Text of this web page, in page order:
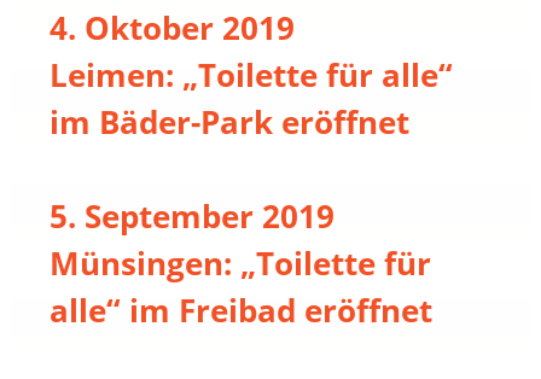
4. Oktober 2019
Leimen: „Toilette für alle“
im Bäder-Park eröffnet
5. September 2019
Münsingen: „Toilette für
alle“ im Freibad eröffnet